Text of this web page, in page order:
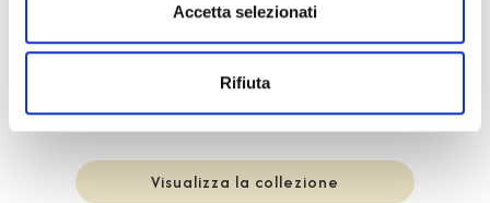
Accetta selezionati
Rifiuta
Pilot's Watches
IWC SCHAFFHAUSEN
Visualizza la collezione